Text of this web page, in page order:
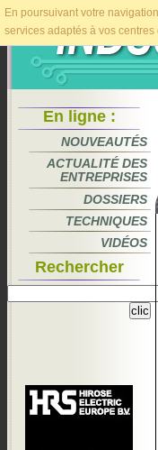
En poursuivant votre
services adaptés à vos centres
En ligne :
NOUVEAUTÉS
ACTUALITÉ DES
ENTREPRISES
DOSSIERS
TECHNIQUES
VIDÉOS
Rechercher